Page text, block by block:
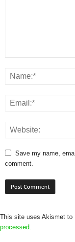
Save my name,
comment.
This site uses Akismet to
processed.